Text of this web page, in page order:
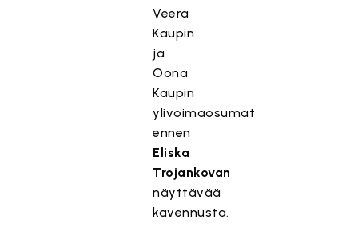
Veera
Kaupin
ja
Oona
Kaupin
ylivoimaosumat
ennen
Eliska
Trojankovan
näyttävää
kavennusta.